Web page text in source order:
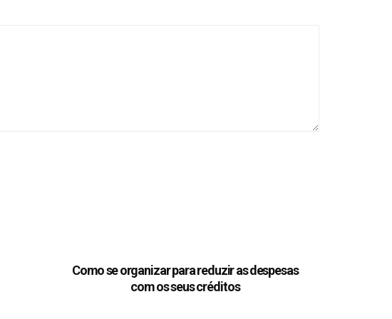
Como se organizar para reduzir as despesas
com os seus créditos